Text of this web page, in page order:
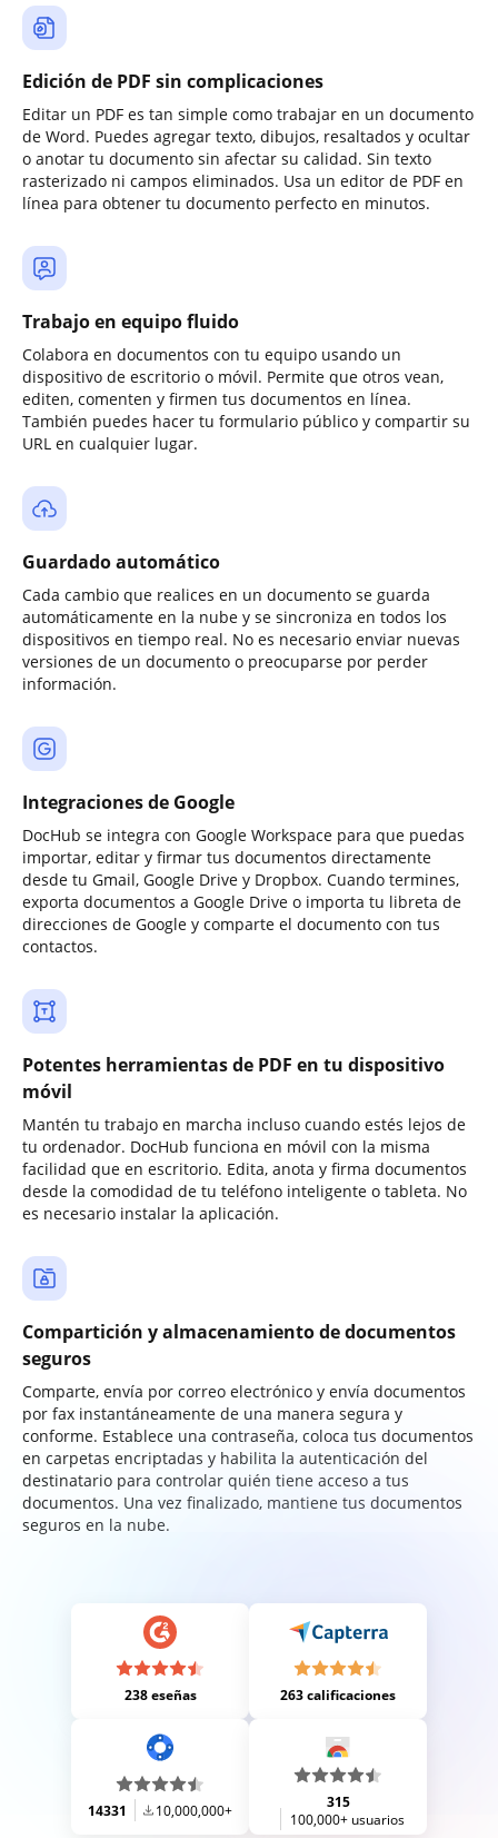
Edición de PDF sin complicaciones
Editar un PDF es tan simple como trabajar en un documento
de Word. Puedes agregar texto, dibujos, resaltados y ocultar
o anotar tu documento sin afectar su calidad. Sin texto
rasterizado ni campos eliminados. Usa un editor de PDF en
línea para obtener tu documento perfecto en minutos.
Trabajo en equipo fluido
Colabora en documentos con tu equipo usando un
dispositivo de escritorio o móvil. Permite que otros vean,
editen, comenten y firmen tus documentos en línea.
También puedes hacer tu formulario público y compartir su
URL en cualquier lugar.
Guardado automático
Cada cambio que realices en un documento se guarda
automáticamente en la nube y se sincroniza en todos los
dispositivos en tiempo real. No es necesario enviar nuevas
versiones de un documento o preocuparse por perder
información.
Integraciones de Google
DocHub se integra con Google Workspace para que puedas
importar, editar y firmar tus documentos directamente
desde tu Gmail, Google Drive y Dropbox. Cuando termines,
exporta documentos a Google Drive o importa tu libreta de
direcciones de Google y comparte el documento con tus
contactos.
Potentes herramientas de PDF en tu dispositivo
móvil
Mantén tu trabajo en marcha incluso cuando estés lejos de
tu ordenador. DocHub funciona en móvil con la misma
facilidad que en escritorio. Edita, anota y firma documentos
desde la comodidad de tu teléfono inteligente o tableta. No
es necesario instalar la aplicación.
Compartición y almacenamiento de documentos
seguros
Comparte, envía por correo electrónico y envía documentos
por fax instantáneamente de una manera segura y
conforme. Establece una contraseña, coloca tus documentos
en carpetas encriptadas y habilita la autenticación del
destinatario para controlar quién tiene acceso a tus
documentos. Una vez finalizado, mantiene tus documentos
seguros en la nube.
238 eseñas 263 calificaciones
14331 10,000,000+
315
100,000+ usuarios